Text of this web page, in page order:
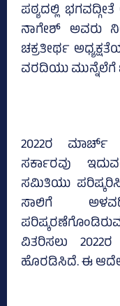
ಪಠ್ಯದಲ್ಲಿ
ನಾಗೇಶ್‌ ಅವರು
ಚಕ್ರತೀರ್ಥ
ವರದಿಯು
2022ರ ಮಾರ್ಚ್‌
ಸರ್ಕಾರವು
ಸಮಿತಿಯು
ಸಾಲಿಗೆ
ವಿತರಿಸಲು
ಹೊರಡಿಸಿದೆ. ಈ